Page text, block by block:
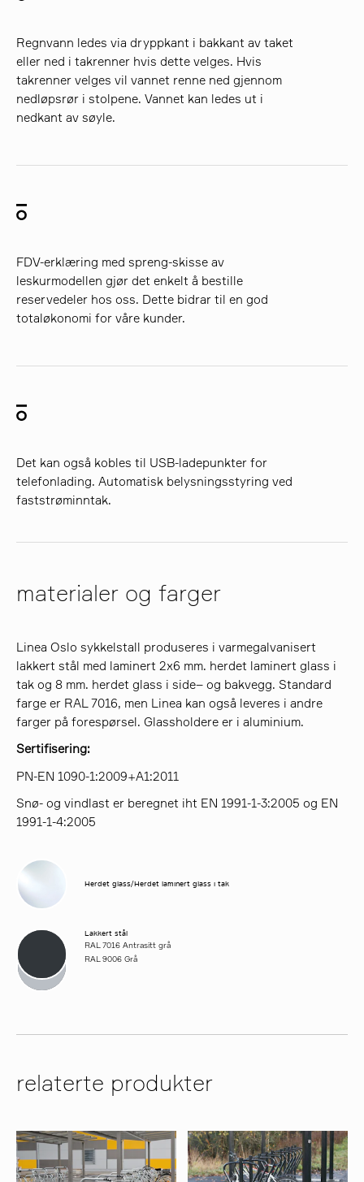
Regnvann ledes via dryppkant i bakkant av taket
eller ned i takrenner hvis dette velges. Hvis
takrenner velges vil vannet renne ned gjennom
nedløpsrør i stolpene. Vannet kan ledes ut i
nedkant av søyle.
FDV-erklæring med spreng-skisse av
leskurmodellen gjør det enkelt å bestille
reservedeler hos oss. Dette bidrar til en god
totaløkonomi for våre kunder.
Det kan også kobles til USB-ladepunkter for
telefonlading. Automatisk belysningsstyring ved
faststrøminntak.
materialer og farger
Linea Oslo sykkelstall produseres i varmegalvanisert
lakkert stål med laminert 2x6 mm. herdet laminert glass i
tak og 8 mm. herdet glass i side– og bakvegg. Standard
farge er RAL 7016, men Linea kan også leveres i andre
farger på forespørsel. Glassholdere er i aluminium.
Sertifisering:
PN-EN 1090-1:2009+A1:2011
Snø- og vindlast er beregnet iht EN 1991-1-3:2005 og EN
1991-1-4:2005
Herdet glass/Herdet laminert glass i tak
Lakkert stål
RAL 7016 Antrasitt grå
RAL 9006 Grå
relaterte produkter